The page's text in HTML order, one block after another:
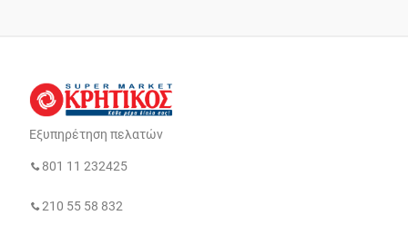
Εξυπηρέτηση πελατών
801 11 232425
210 55 58 832